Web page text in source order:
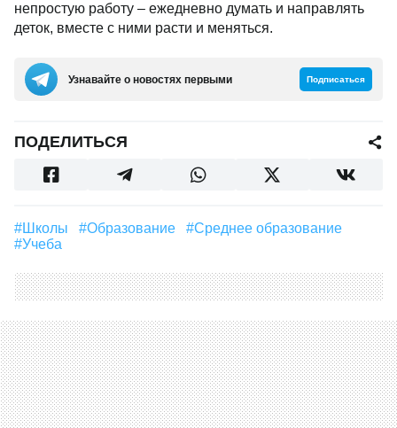
непростую работу – ежедневно думать и направлять
деток, вместе с ними расти и меняться.
Узнавайте о новостях первыми Подписаться
ПОДЕЛИТЬСЯ
#школы #образование
#среднее образование
#учеба